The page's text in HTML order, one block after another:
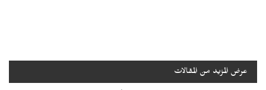
عرض المزيد من المقالات